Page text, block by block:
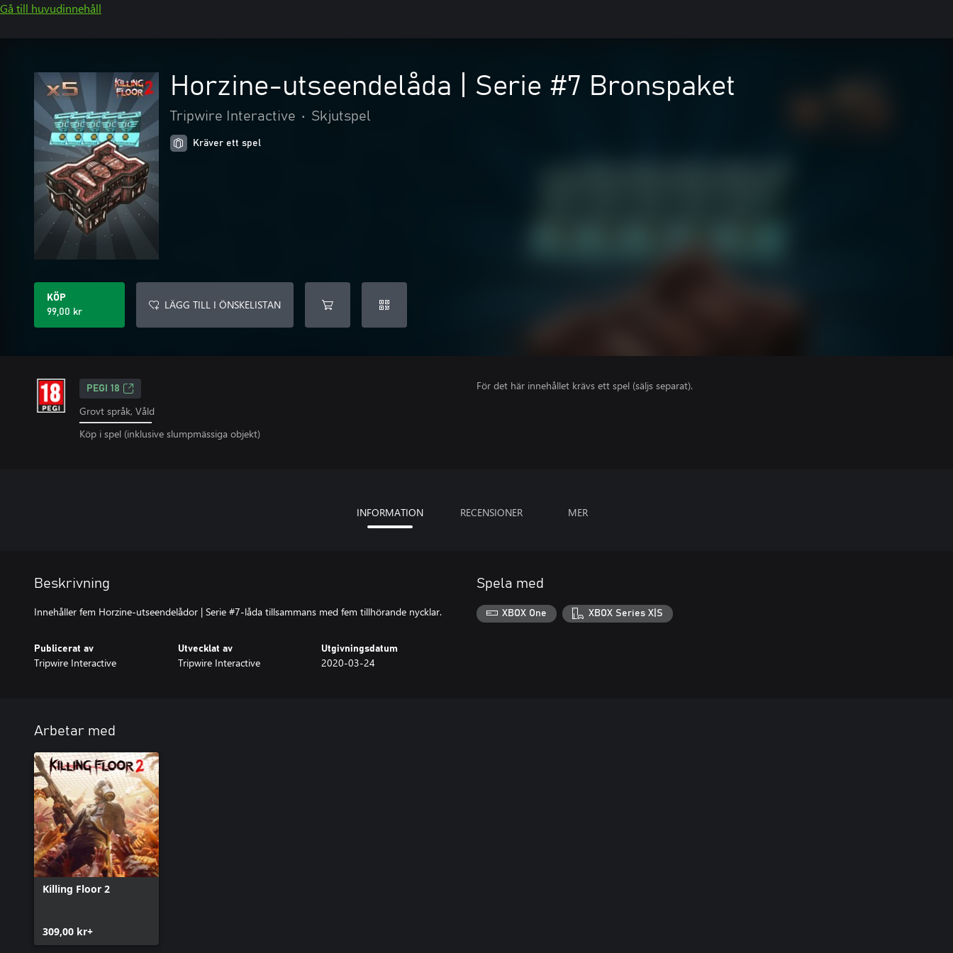
Gå till huvudinnehåll
Horzine-utseendelåda | Serie #7 Bronspaket
Tripwire Interactive • Skjutspel
Kräver ett spel
KÖP
99,00 kr
LÄGG TILL I ÖNSKELISTAN
PEGI 18
Grovt språk, Våld
Köp i spel (inklusive slumpmässiga objekt)
För det här innehållet krävs ett spel (säljs separat).
INFORMATION RECENSIONER MER
Beskrivning
Innehåller fem Horzine-utseendelådor | Serie #7-låda tillsammans med fem tillhörande nycklar.
Publicerat av
Tripwire Interactive
Utvecklat av
Tripwire Interactive
Utgivningsdatum
2020-03-24
Spela med
XBOX One XBOX Series X|S
Arbetar med
Killing Floor 2
309,00 kr+